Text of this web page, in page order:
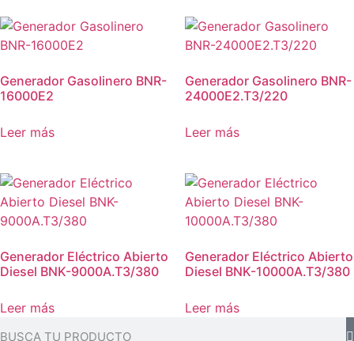
Generador Gasolinero BNR-
16000E2
Leer más
Generador Gasolinero BNR-
24000E2.T3/220
Leer más
Generador Eléctrico Abierto
Diesel BNK-9000A.T3/380
Leer más
Generador Eléctrico Abierto
Diesel BNK-10000A.T3/380
Leer más